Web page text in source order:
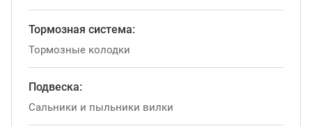
Тормозная система:
Тормозные колодки
Подвеска:
Сальники и пыльники вилки